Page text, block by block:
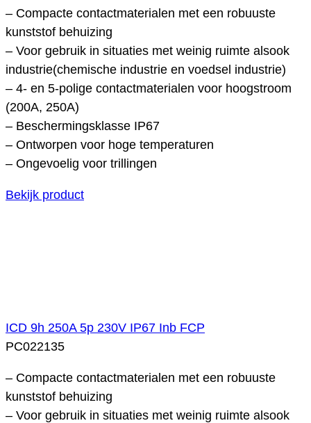
– Compacte contactmaterialen met een robuuste
kunststof behuizing
– Voor gebruik in situaties met weinig ruimte alsook
industrie(chemische industrie en voedsel industrie)
– 4- en 5-polige contactmaterialen voor hoogstroom
(200A, 250A)
– Beschermingsklasse IP67
– Ontworpen voor hoge temperaturen
– Ongevoelig voor trillingen
Bekijk product
ICD 9h 250A 5p 230V IP67 Inb FCP
PC022135
– Compacte contactmaterialen met een robuuste
kunststof behuizing
– Voor gebruik in situaties met weinig ruimte alsook